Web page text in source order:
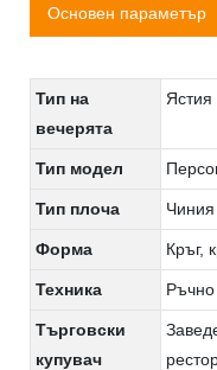
Основен параметър
Тип на
вечерята
Тип модел
Тип плоча Чиния
Форма Кръг,
Техника Ръчно
Търговски
купувач